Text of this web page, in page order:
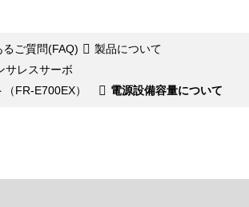
るご質問(FAQ)
製品について
サレスサーボ
FR-E700EX）
電源設備容量について